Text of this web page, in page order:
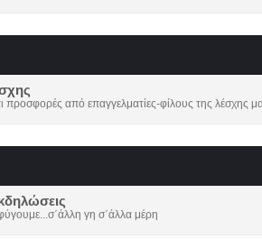
προσφορές από επαγγελματίες-φίλους της λέσχης
γη σ΄άλλα μέρη